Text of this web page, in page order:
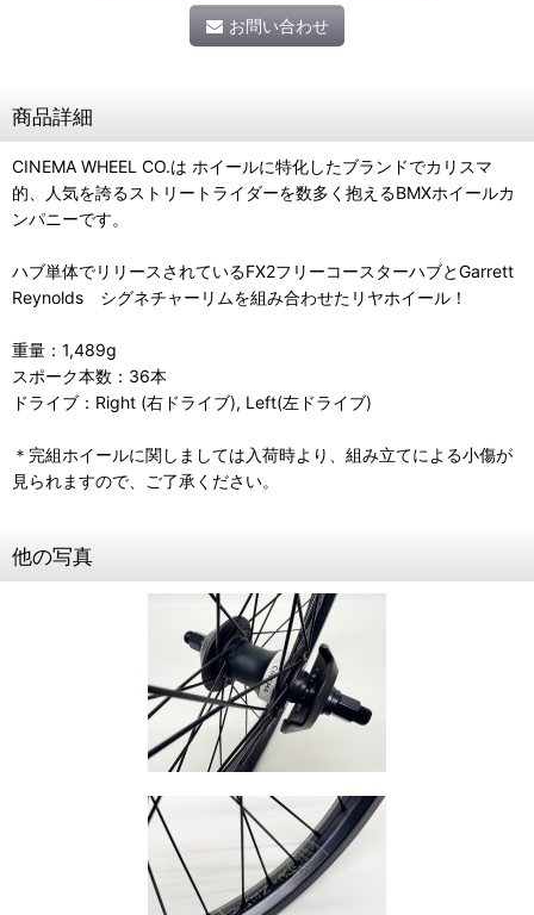
お問い合わせ
商品詳細
CINEMA WHEEL CO.は ホイールに特化したブランドでカリスマ
的、人気を誇るストリートライダーを数多く抱えるBMXホイールカ
ンパニーです。
ハブ単体でリリースされているFX2フリーコースターハブとGarrett
Reynolds シグネチャーリムを組み合わせたリヤホイール！
重量：1,489g
スポーク本数：36本
ドライブ：Right (右ドライブ), Left(左ドライブ)
＊完組ホイールに関しましては入荷時より、組み立てによる小傷が
見られますので、ご了承ください。
他の写真